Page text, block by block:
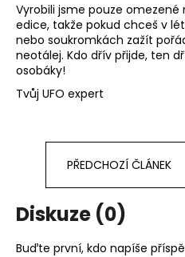
Vyrobili jsme pouze
edice, takže pokud chceš v
nebo soukromkách zažít
neotálej. Kdo dřív přijde, ten
osobáky!
Tvůj UFO expert
PŘEDCHOZÍ ČLÁNEK
Diskuze (0)
Buďte první, kdo napíše